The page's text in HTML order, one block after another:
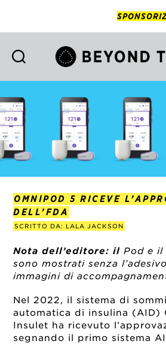
1
Italian
OMNIPOD 5 RICEVE
DELL’FDA
SCRITTO DA: LALA JACKSON
Nota dell’editore: ilPod e il
sono mostrati senza
immagini di
Nel 2022, il sistema di
automatica di insulina (AID)
Insulet ha ricevuto
segnando il primo sistema